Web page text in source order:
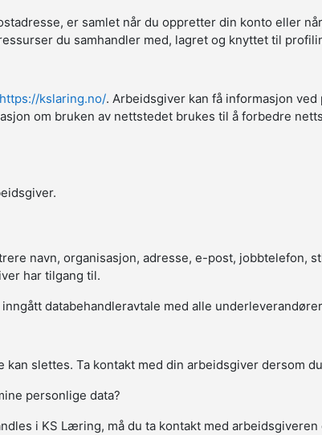
er samlet når du oppretter din konto eller
du samhandler med, lagret og knyttet til
https://kslaring.no/. Arbeidsgiver kan få informasjon
om bruken av nettstedet brukes til å forbedre
navn, organisasjon, adresse, e-post, jobbtelefon,
har tilgang til.
databehandleravtale med alle
slettes. Ta kontakt med din arbeidsgiver dersom
personlige data?
i KS Læring, må du ta kontakt med